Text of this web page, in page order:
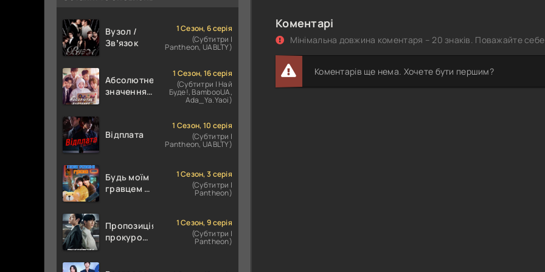
Коментарі
Мінімальна довжина коментаря – 20 знаків. Поважайте себе
Коментарів ще нема. Хочете бути першим?
Вузол /
Звʼязок
1 Сезон, 6 серія
(Субтитри |
Pantheon, UABLTY)
Абсолютне
значення
романтики
1 Сезон, 16 серія
(Субтитри | Най
Буде!, BambooUA,
Ada_Ya.Yaoi)
Відплата
1 Сезон, 10 серія
(Субтитри |
Pantheon, UABLTY)
Будь моїм
гравцем /
1 Сезон, 3 серія
(Субтитри |
Pantheon)
Пропозиція
прокурора
1 Сезон, 9 серія
(Субтитри |
Pantheon)